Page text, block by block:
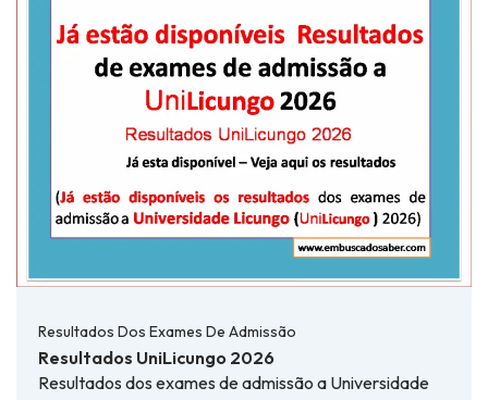
Resultados Dos Exames De Admissão
Resultados UniLicungo 2026
Resultados dos exames de admissão a Universidade